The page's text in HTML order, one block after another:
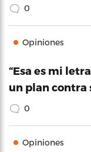
0
Opiniones
“Esa es mi
un plan contra
0
Opiniones